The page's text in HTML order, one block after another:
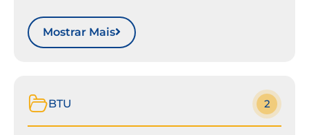
Mostrar Mais
BTU 2